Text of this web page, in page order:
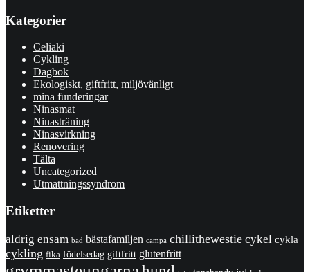
Kategorier
Celiaki
Cykling
Dagbok
Ekologiskt, giftfritt, miljövänligt
mina funderingar
Ninasmat
Ninasträning
Ninasvirkning
Renovering
Tälta
Uncategorized
Utmattningssyndrom
Etiketter
aldrig ensam bad bästafamiljen campa chillithewestie cykel cykla
cykling fika födelsedag giftfritt glutenfritt